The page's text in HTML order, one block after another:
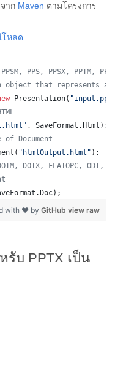
าก Maven ตามโครงการ
หลด
PPS, PPSX, PPTM,
that represents a
Presentation(
, SaveFormat . Html );
Document
( "htmlOutput.html" );
DOTX, FLATOPC,
. Doc);
view raw
with ❤ by GitHub
บ PPTX เป็น